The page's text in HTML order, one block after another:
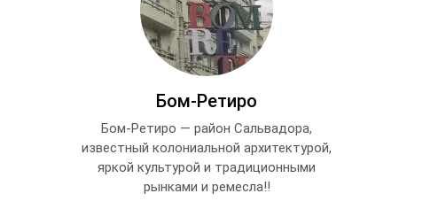
Бом‑Ретиро
Бом-Ретиро — район Сальвадора,
известный колониальной архитектурой,
яркой культурой и традиционными
рынками и ремесла!!